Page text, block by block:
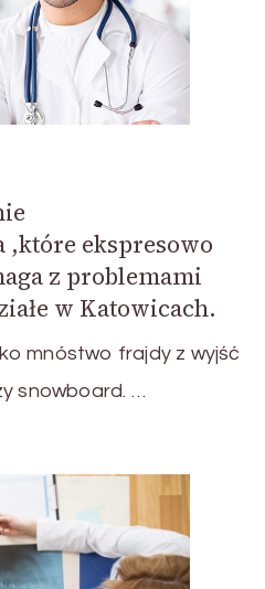
ekspresowo
z problemami
w Katowicach.
mnóstwo frajdy z wyjść
snowboard. …